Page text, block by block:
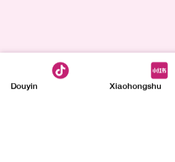
Douyin Xiaohongshu